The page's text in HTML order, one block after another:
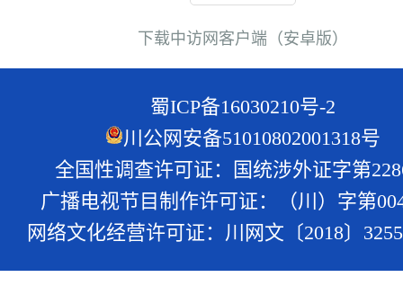
下载中访网客户端（安卓版）
蜀ICP备16030210号-2
川公网安备51010802001318号
全国性调查许可证：国统涉外证字第
广播电视节目制作许可证：（川）字第
网络文化经营许可证：川网文〔2018〕